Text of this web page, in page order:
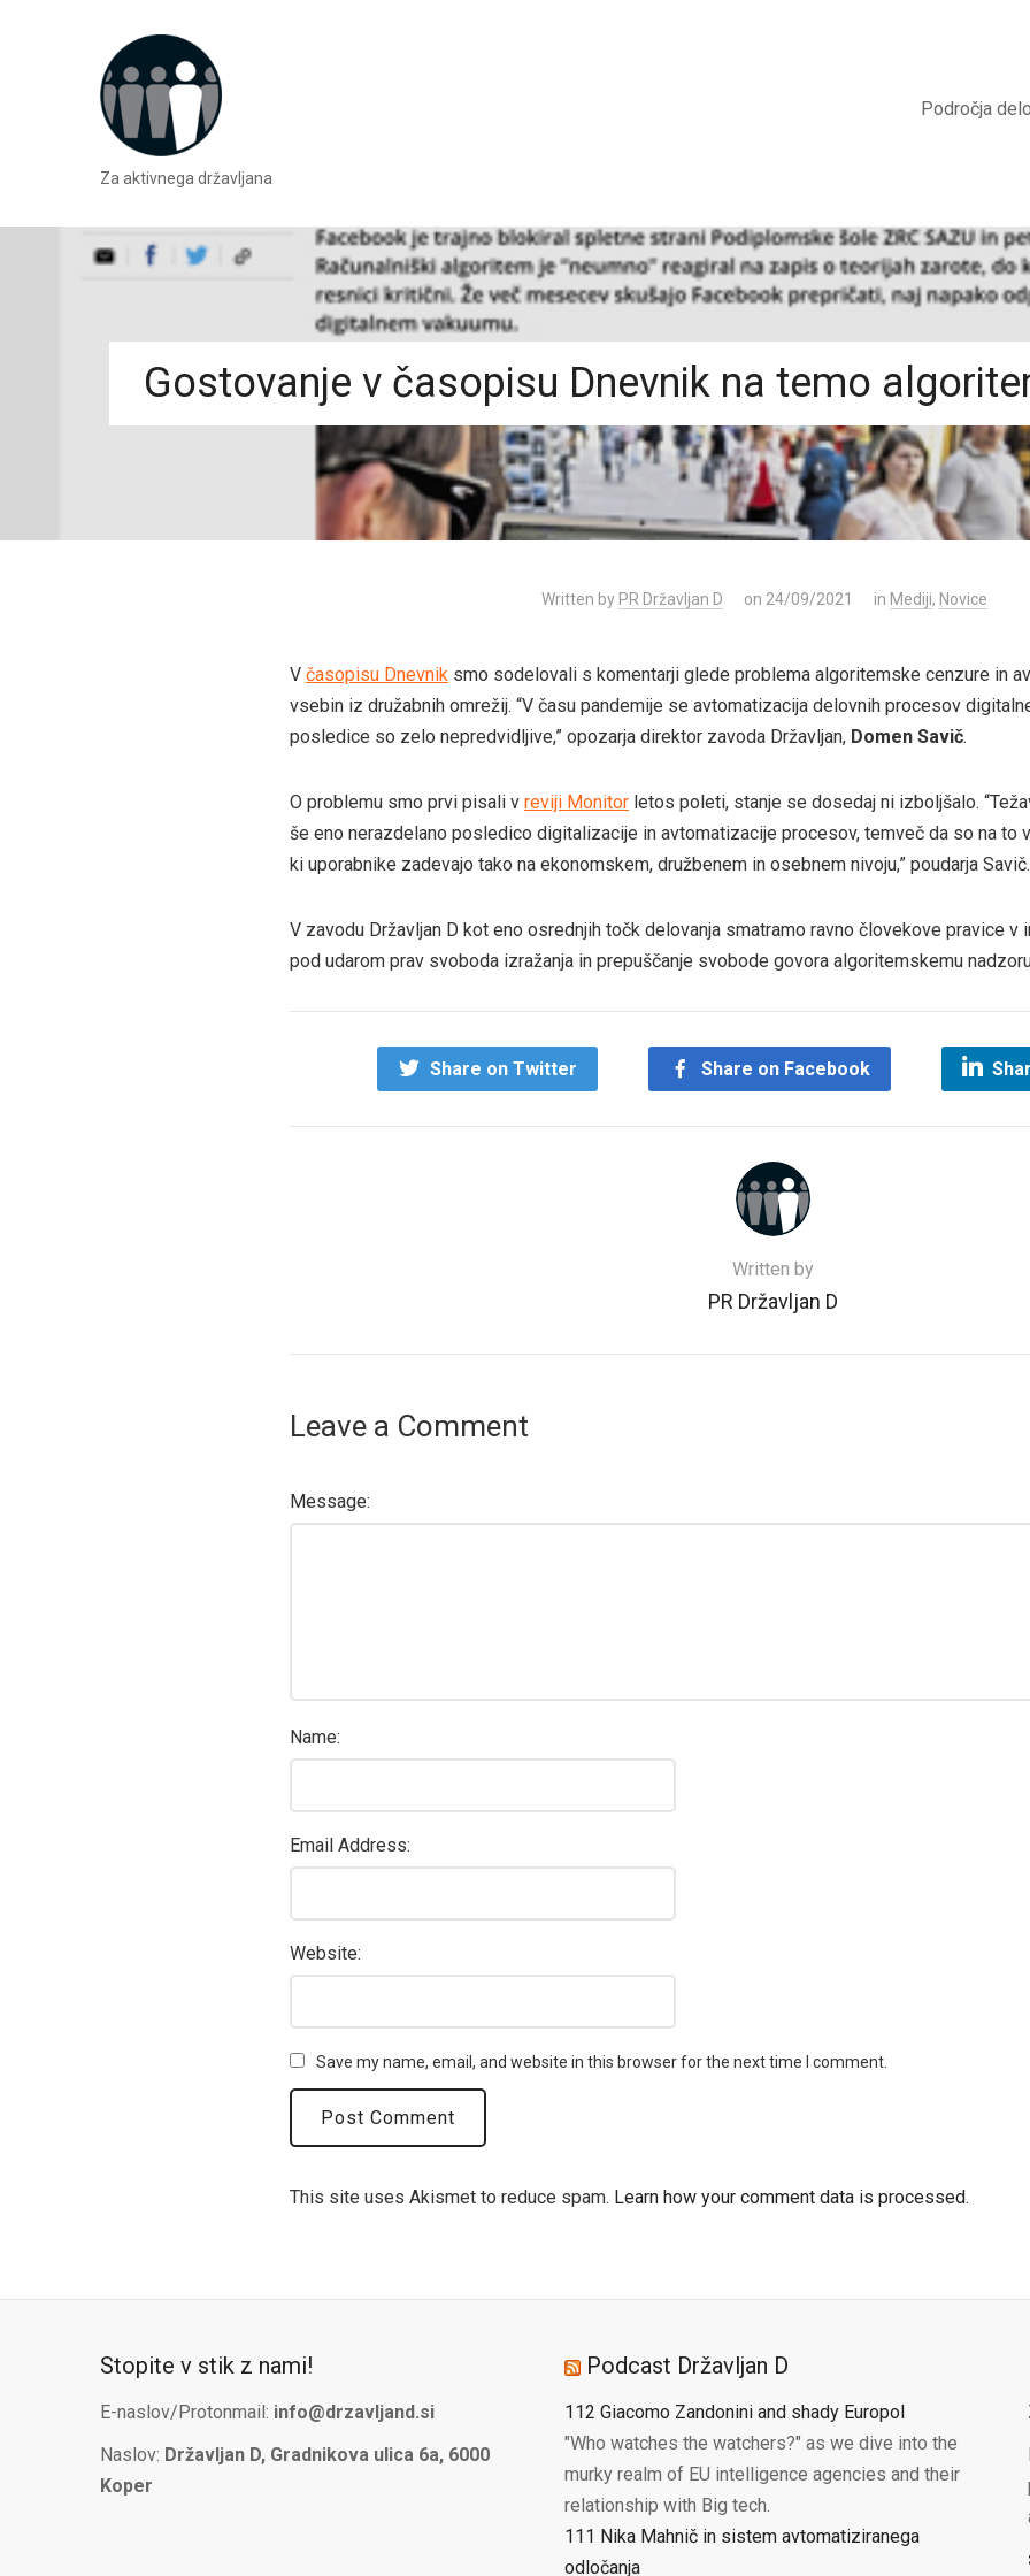
Za aktivnega državljana
Področja
Gostovanje v časopisu Dnevnik na temo
Written by PR Državljan D on 24/09/2021 in Mediji, Novice
V časopisu Dnevnik smo sodelovali s komentarji glede problema algoritemske cenzure in
vsebin iz družabnih omrežij. “V času pandemije se avtomatizacija delovnih procesov
posledice so zelo nepredvidljive,” opozarja direktor zavoda Državljan, Domen Savič.
O problemu smo prvi pisali v reviji Monitor letos poleti, stanje se dosedaj ni izboljšalo.
še eno nerazdelano posledico digitalizacije in avtomatizacije procesov, temveč da so na to
ki uporabnike zadevajo tako na ekonomskem, družbenem in osebnem nivoju,” poudarja Savič.
V zavodu Državljan D kot eno osrednjih točk delovanja smatramo ravno človekove pravice v
pod udarom prav svoboda izražanja in prepuščanje svobode govora algoritemskemu
Share on Twitter Share on Facebook
Written by
PR Državljan D
Leave a Comment
Message:
Name:
Email Address:
Website:
Save my name, email, and website in this browser for the next time I comment.
This site uses Akismet to reduce spam. Learn how your comment data is processed.
Stopite v stik z nami!
E-naslov/Protonmail: info@drzavljand.si
Naslov: Državljan D, Gradnikova ulica 6a, 6000
Koper
Podcast Državljan D
112 Giacomo Zandonini and shady Europol
"Who watches the watchers?" as we dive into the
murky realm of EU intelligence agencies and their
relationship with Big tech.
111 Nika Mahnič in sistem avtomatiziranega
odločanja